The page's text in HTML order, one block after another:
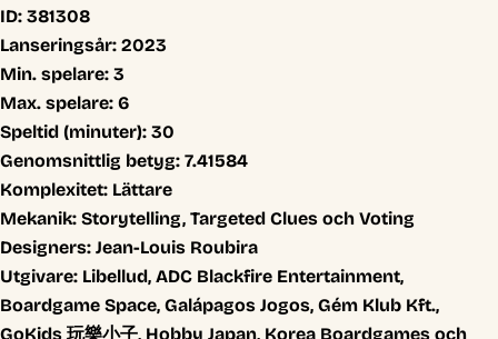
ID: 381308
Lanseringsår: 2023
Min. spelare: 3
Max. spelare: 6
Speltid (minuter): 30
Genomsnittlig betyg: 7.41584
Komplexitet: Lättare
Mekanik: Storytelling, Targeted Clues och Voting
Designers: Jean-Louis Roubira
Utgivare: Libellud, ADC Blackfire Entertainment,
Boardgame Space, Galápagos Jogos, Gém Klub Kft.,
GoKids 玩樂小子, Hobby Japan, Korea Boardgames och